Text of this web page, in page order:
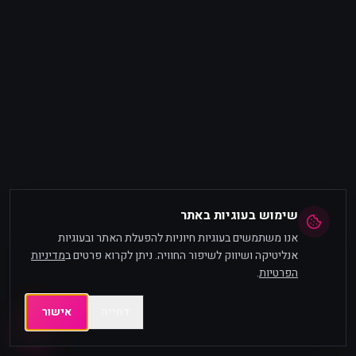
שימוש בעוגיות באתר
אנו משתמשים בעוגיות חיוניות להפעלת האתר ובעוגיות
אנליטיקה ושיווק לשיפור החוויה. ניתן לקרוא פרטים במדיניות
הפרטיות.
אישור